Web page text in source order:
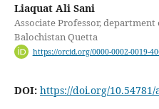
Liaquat Ali Sani
Associate Professor,
Balochistan Quetta
https://orcid.org/0000-0002-0019-
DOI: https://doi.org/10.54781/